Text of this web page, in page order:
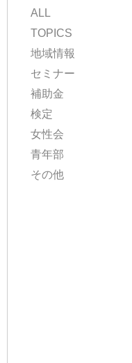
ALL
TOPICS
地域情報
セミナー
補助金
検定
女性会
青年部
その他